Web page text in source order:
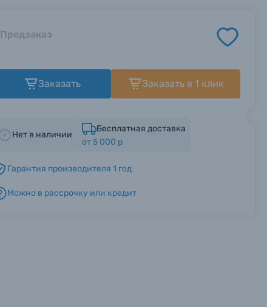
Предзаказ
Заказать Заказать в 1 клик
Нет в наличии
Бесплатная доставка
от 5 000 р
Гарантия производителя 1 год
Можно в рассрочку или кредит